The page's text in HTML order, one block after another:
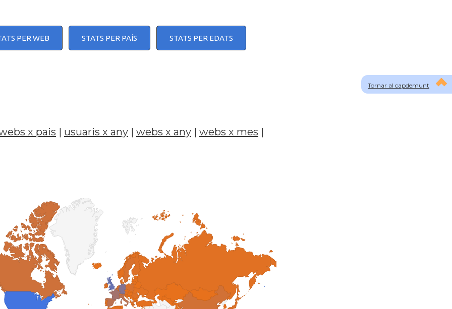
Tornar al capdemunt
PER WEB STATS PER PAÍS STATS PER EDATS
x pais | usuaris x any | webs x any | webs x mes |